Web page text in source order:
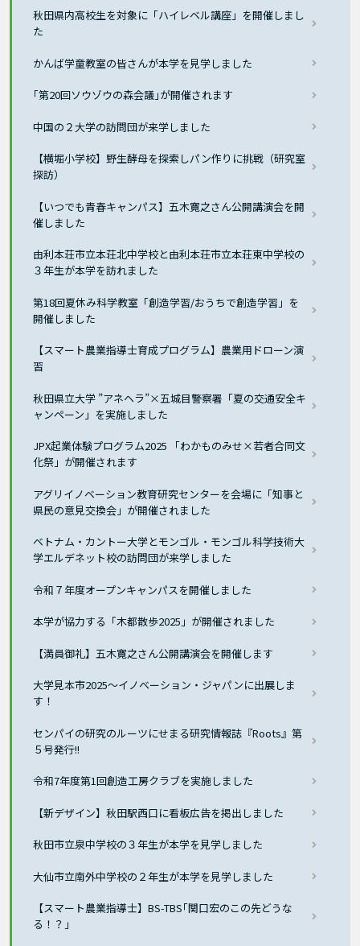
秋田県内高校生を対象に「ハイレベル講座」を開催しまし
た
かんば学童教室の皆さんが本学を見学しました
｢第20回ソウゾウの森会議｣が開催されます
中国の２大学の訪問団が来学しました
【横堀小学校】野生酵母を探索しパン作りに挑戦（研究室
探訪）
【いつでも青春キャンパス】五木寛之さん公開講演会を開
催しました
由利本荘市立本荘北中学校と由利本荘市立本荘東中学校の
３年生が本学を訪れました
第18回夏休み科学教室「創造学習/おうちで創造学習」を
開催しました
【スマート農業指導士育成プログラム】農業用ドローン演
習
秋田県立大学 ”アネヘラ”×五城目警察署「夏の交通安全キ
ャンペーン」を実施しました
JPX起業体験プログラム2025 「わかものみせ×若者合同文
化祭」が開催されます
アグリイノベーション教育研究センターを会場に「知事と
県民の意見交換会」が開催されました
ベトナム・カントー大学とモンゴル・モンゴル科学技術大
学エルデネット校の訪問団が来学しました
令和７年度オープンキャンパスを開催しました
本学が協力する「木都散歩2025」が開催されました
【満員御礼】五木寛之さん公開講演会を開催します
大学見本市2025〜イノベーション・ジャパンに出展しま
す！
センパイの研究のルーツにせまる研究情報誌『Roots』第
５号発行!!
令和7年度第1回創造工房クラブを実施しました
【新デザイン】秋田駅西口に看板広告を掲出しました
秋田市立泉中学校の３年生が本学を見学しました
大仙市立南外中学校の２年生が本学を見学しました
【スマート農業指導士】BS-TBS｢関口宏のこの先どうな
る！？」